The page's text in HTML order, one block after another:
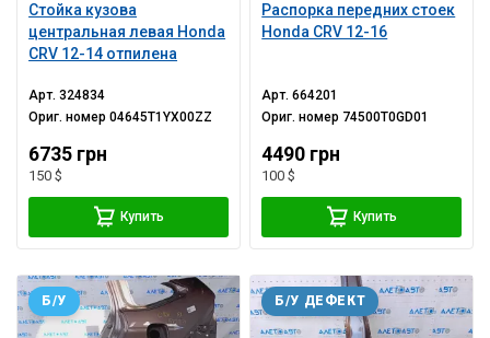
Стойка кузова
центральная левая Honda
CRV 12-14 отпилена
Арт.324834
Ориг. номер04645T1YX00ZZ
6735 грн
150 $
Купить
Распорка передних стоек
Honda CRV 12-16
Арт.664201
Ориг. номер 74500T0GD01
4490 грн
100 $
Купить
Б/У Б/У ДЕФЕКТ